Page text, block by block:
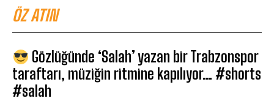
ÖZ ATIN
Gözlüğünde ‘Salah’ yazan bir Trabzonspor
taraftarı, müziğin ritmine kapılıyor… #shorts
#salah